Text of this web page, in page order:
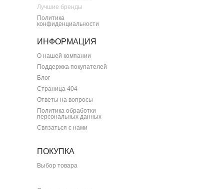
ИНФОРМАЦИЯ
ПОКУПКА
Лучшие бренды
Политика
конфиденциальности
О нашей компании
Поддержка покупателей
Блог
Страница 404
Ответы на вопросы
Политика обработки
персональных данных
Связаться с нами
Выбор товара